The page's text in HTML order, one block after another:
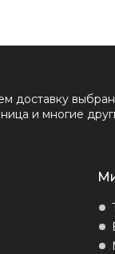
доставку
и многие